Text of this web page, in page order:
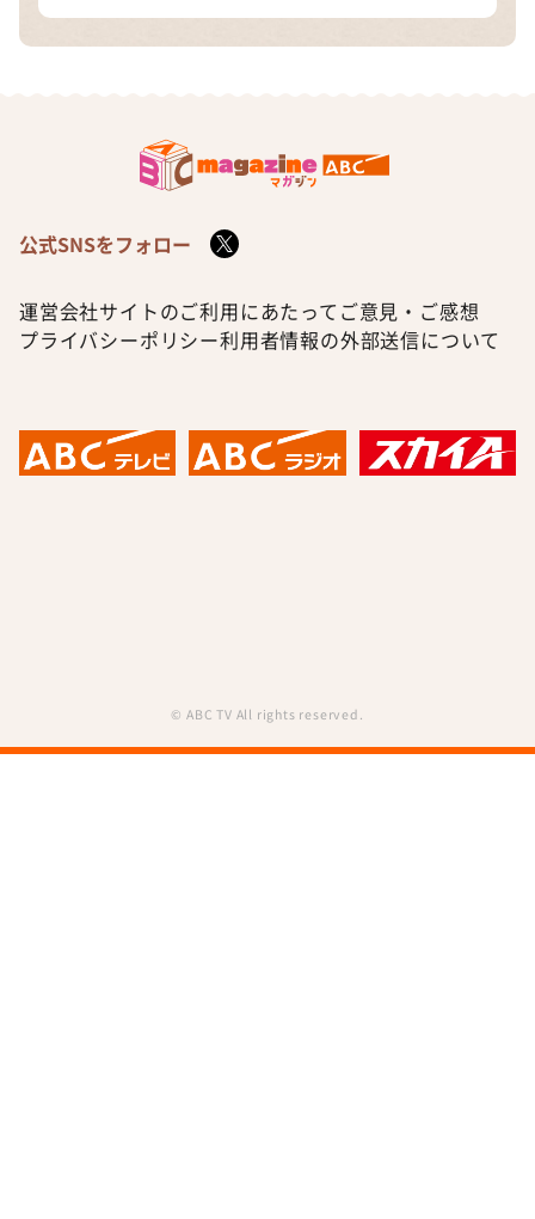
公式SNSをフォロー
運営会社サイトのご利用にあたって ご意見・ご感想
プライバシーポリシー利用者情報の外部送信について
© ABC TV All rights reserved.